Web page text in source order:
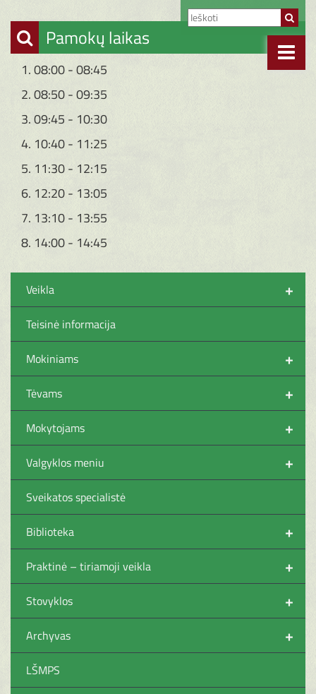
Pamokų laikas
1. 08:00 - 08:45
2. 08:50 - 09:35
3. 09:45 - 10:30
4. 10:40 - 11:25
5. 11:30 - 12:15
6. 12:20 - 13:05
7. 13:10 - 13:55
8. 14:00 - 14:45
+
Veikla
Teisinė informacija
+
Mokiniams
+
Tėvams
+
Mokytojams
+
Valgyklos meniu
Sveikatos specialistė
+
Biblioteka
+
Praktinė – tiriamoji veikla
+
Stovyklos
+
Archyvas
LŠMPS